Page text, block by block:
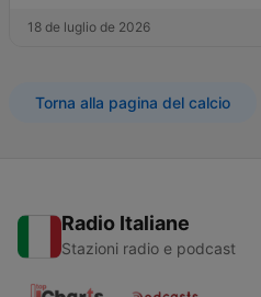
18 de luglio de 2026
Torna alla pagina del calcio
Radio Italiane
Stazioni radio e podcast